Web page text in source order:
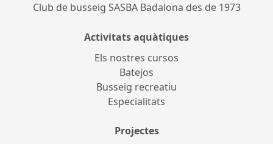
Club de busseig SASBA Badalona des de 1973
Activitats aquàtiques
Els nostres cursos
Batejos
Busseig recreatiu
Especialitats
Projectes